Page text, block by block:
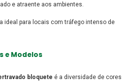
e atraente aos ambientes.
ideal para locais com tráfego intenso de
e Modelos
bloquete é a diversidade de cores